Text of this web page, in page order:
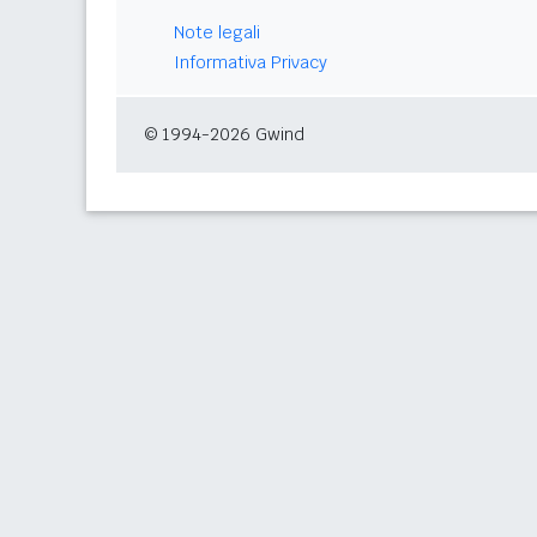
Note legali
Informativa Privacy
© 1994-2026 Gwind